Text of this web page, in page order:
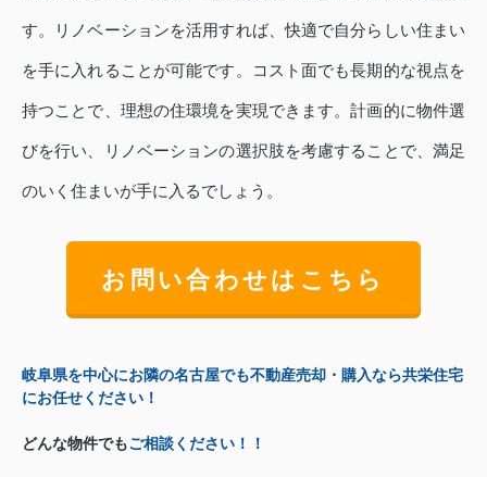
す。リノベーションを活用すれば、快適で自分らしい住まい
を手に入れることが可能です。コスト面でも長期的な視点を
持つことで、理想の住環境を実現できます。計画的に物件選
びを行い、リノベーションの選択肢を考慮することで、満足
のいく住まいが手に入るでしょう。
お問い合わせはこちら
岐阜県を中心にお隣の名古屋でも不動産売却・購入なら共栄住宅
にお任せください！
どんな物件でもご相談ください！！